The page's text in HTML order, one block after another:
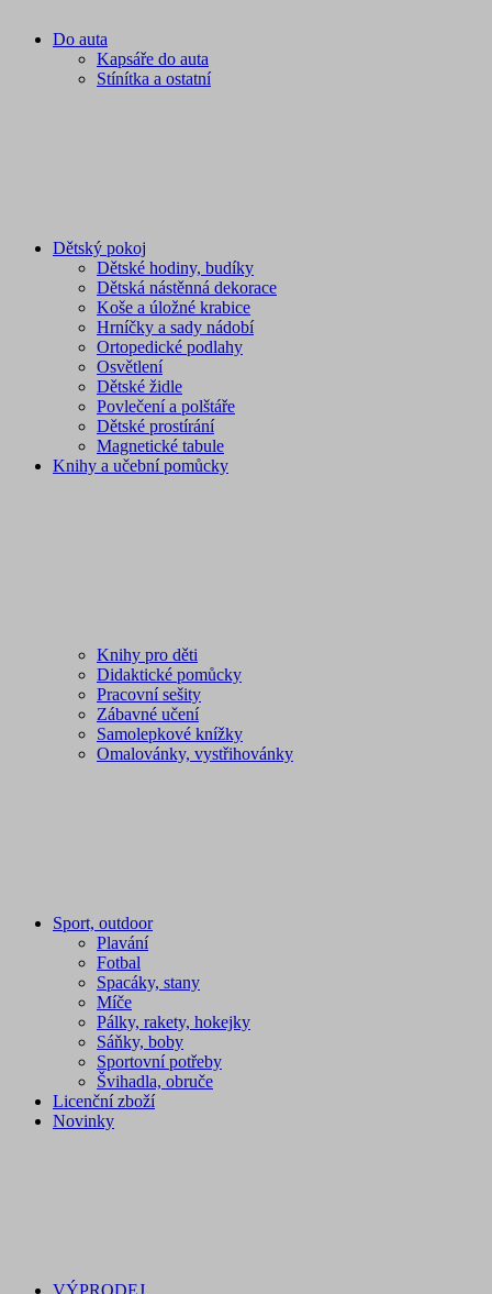
Do auta
Kapsáře do auta
Stínítka a ostatní
Dětský pokoj
Dětské hodiny, budíky
Dětská nástěnná dekorace
Koše a úložné krabice
Hrníčky a sady nádobí
Ortopedické podlahy
Osvětlení
Dětské židle
Povlečení a polštáře
Dětské prostírání
Magnetické tabule
Knihy a učební pomůcky
Knihy pro děti
Didaktické pomůcky
Pracovní sešity
Zábavné učení
Samolepkové knížky
Omalovánky, vystřihovánky
Sport, outdoor
Plavání
Fotbal
Spacáky, stany
Míče
Pálky, rakety, hokejky
Sáňky, boby
Sportovní potřeby
Švihadla, obruče
Licenční zboží
Novinky
VÝPRODEJ